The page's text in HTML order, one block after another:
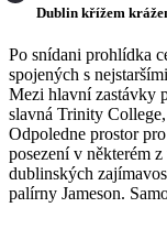
Dublin křížem
Po snídani prohlídka
spojených s
Mezi hlavní zastávky
slavná Trinity
Odpoledne prostor
posezení v některém
dublinských
palírny Jameson.